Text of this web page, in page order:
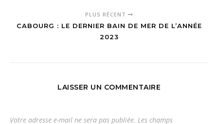
PLUS RÉCENT
CABOURG : LE DERNIER BAIN DE MER DE L’ANNÉE
2023
LAISSER UN COMMENTAIRE
Votre adresse e-mail ne sera pas publiée. Les champs